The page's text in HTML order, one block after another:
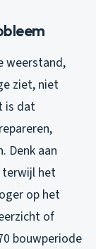
weerstand,
ziet, niet
is dat
Denk aan
terwijl het
op het
of
bouwperiode